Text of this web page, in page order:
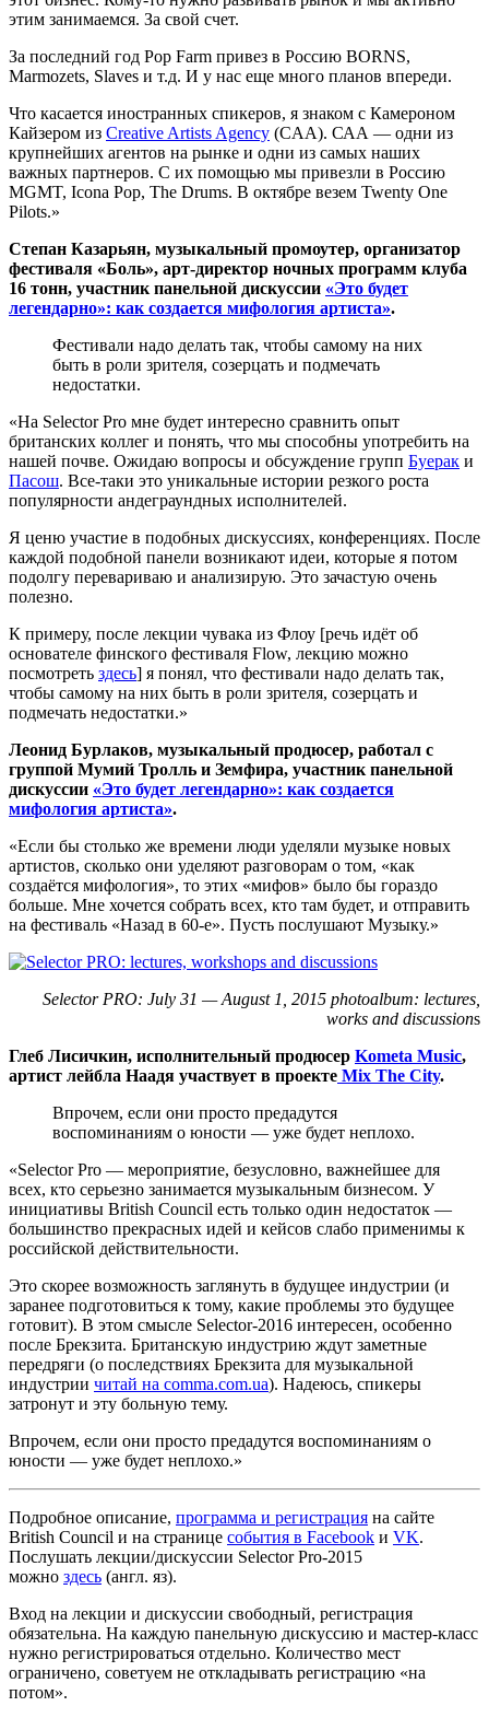
этим занимаемся. За свой счет.
За последний год Pop Farm привез в Россию BORNS,
Marmozets, Slaves и т.д. И у нас еще много планов впереди.
Что касается иностранных спикеров, я знаком с Камероном
Кайзером из Creative Artists Agency (CAA). САА — одни из
крупнейших агентов на рынке и одни из самых наших
важных партнеров. С их помощью мы привезли в Россию
MGMT, Icona Pop, The Drums. В октябре везем Twenty One
Pilots.»
Степан Казарьян, музыкальный промоутер, организатор
фестиваля «Боль», арт-директор ночных программ клуба
16 тонн, участник панельной дискуссии «Это будет
легендарно»: как создается мифология артиста».
Фестивали надо делать так, чтобы самому на них
быть в роли зрителя, созерцать и подмечать
недостатки.
«На Selector Pro мне будет интересно сравнить опыт
британских коллег и понять, что мы способны употребить на
нашей почве. Ожидаю вопросы и обсуждение групп Буерак и
Пасош. Все-таки это уникальные истории резкого роста
популярности андеграундных исполнителей.
Я ценю участие в подобных дискуссиях, конференциях. После
каждой подобной панели возникают идеи, которые я потом
подолгу перевариваю и анализирую. Это зачастую очень
полезно.
К примеру, после лекции чувака из Флоу [речь идёт об
основателе финского фестиваля Flow, лекцию можно
посмотреть здесь] я понял, что фестивали надо делать так,
чтобы самому на них быть в роли зрителя, созерцать и
подмечать недостатки.»
Леонид Бурлаков, музыкальный продюсер, работал с
группой Мумий Тролль и Земфира, участник панельной
дискусcии «Это будет легендарно»: как создается
мифология артиста».
«Если бы столько же времени люди уделяли музыке новых
артистов, сколько они уделяют разговорам о том, «как
создаётся мифология», то этих «мифов» было бы гораздо
больше. Мне хочется собрать всех, кто там будет, и отправить
на фестиваль «Назад в 60-е». Пусть послушают Музыку.»
Selector PRO: July 31 — August 1, 2015 photoalbum: lectures,
works and discussions
Глеб Лисичкин, исполнительный продюсер Kometa Music,
артист лейбла Наадя участвует в проекте Mix The City.
Впрочем, если они просто предадутся
воспоминаниям о юности — уже будет неплохо.
«Selector Pro — мероприятие, безусловно, важнейшее для
всех, кто серьезно занимается музыкальным бизнесом. У
инициативы British Council есть только один недостаток —
большинство прекрасных идей и кейсов слабо применимы к
российской действительности.
Это скорее возможность заглянуть в будущее индустрии (и
заранее подготовиться к тому, какие проблемы это будущее
готовит). В этом смысле Selector-2016 интересен, особенно
после Брекзита. Британскую индустрию ждут заметные
передряги (о последствиях Брекзита для музыкальной
индустрии читай на comma.com.ua). Надеюсь, спикеры
затронут и эту больную тему.
Впрочем, если они просто предадутся воспоминаниям о
юности — уже будет неплохо.»
Подробное описание, программа и регистрация на сайте
British Council и на странице события в Facebook и VK.
Послушать лекции/дискуссии Selector Pro-2015
можно здесь (англ. яз).
Вход на лекции и дискуссии свободный, регистрация
обязательна. На каждую панельную дискуссию и мастер-класс
нужно регистрироваться отдельно. Количество мест
ограничено, советуем не откладывать регистрацию «на
потом».